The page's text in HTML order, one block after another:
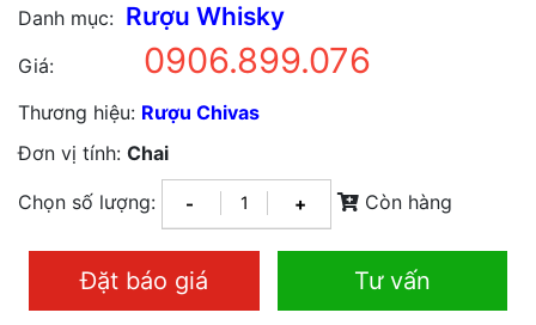
Danh mục: Rượu Whisky
Giá: 0906.899.076
Thương hiệu: Rượu Chivas
Đơn vị tính: Chai
Chọn số lượng: - + Còn hàng
Đặt báo giá Tư vấn